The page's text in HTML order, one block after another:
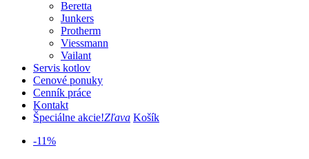
Beretta
Junkers
Protherm
Viessmann
Vailant
Servis kotlov
Cenové ponuky
Cenník práce
Kontakt
Špeciálne akcie!Zľava Košík
-11%